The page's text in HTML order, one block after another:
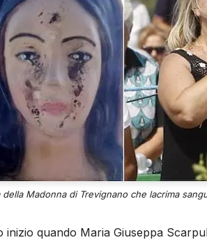
Madonna di Trevignano che lacrima
quando Maria Giuseppa